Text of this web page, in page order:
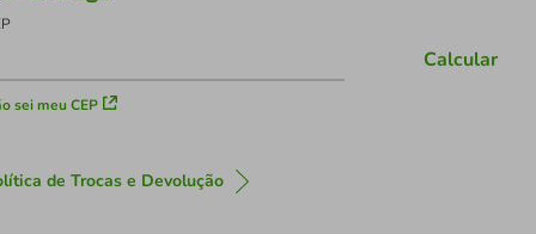
sei meu CEP
Calcular
de Trocas e Devolução